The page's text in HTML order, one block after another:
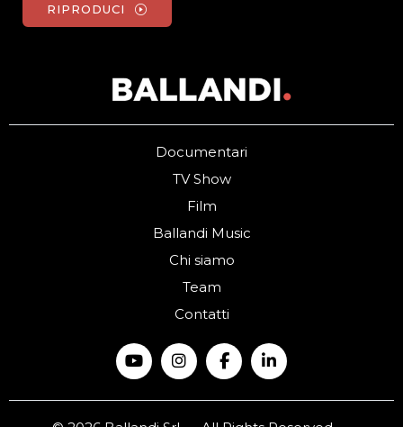
RIPRODUCI
Documentari
TV Show
Film
Ballandi Music
Chi siamo
Team
Contatti